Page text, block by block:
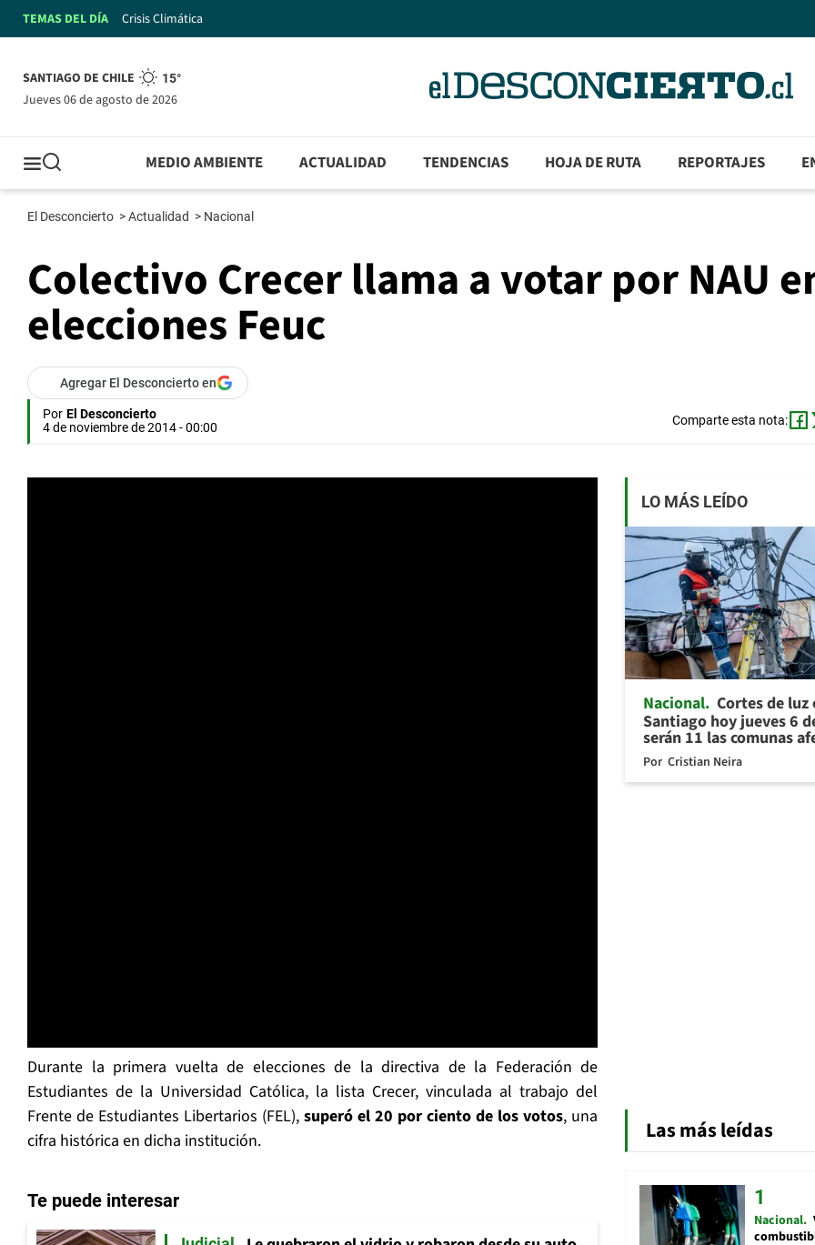
TEMAS DEL DÍA Crisis Climática
SANTIAGO DE CHILE 15°
jueves 06 de agosto de 2026
MEDIO AMBIENTE ACTUALIDAD TENDENCIAS HOJA DE RUTA REPORTAJES
El Desconcierto >Actualidad > Nacional
Colectivo Crecer llama a votar por NAU
elecciones Feuc
Agregar El Desconcierto en
Por El Desconcierto
4 de noviembre de 2014 - 00:00
Comparte esta nota:
Durante la primera vuelta de elecciones de la directiva de la Federación de
Estudiantes de la Universidad Católica, la lista Crecer, vinculada al trabajo del
Frente de Estudiantes Libertarios (FEL), superó el 20 por ciento de los votos, una
cifra histórica en dicha institución.
Te puede interesar
LO MÁS LEÍDO
Nacional Cortes de luz
Santiago hoy jueves 6
serán 11 las comunas
Por Cristian Neira
Las más leídas
Nacional